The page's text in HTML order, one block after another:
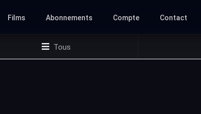
Films Abonnements Compte Contact
Tous